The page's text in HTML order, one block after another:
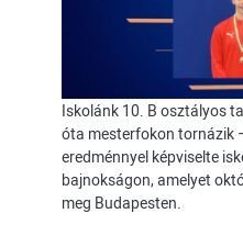
Iskolánk 10. B osztályos
óta mesterfokon tornázik
eredménnyel képviselte
bajnokságon, amelyet
meg Budapesten.